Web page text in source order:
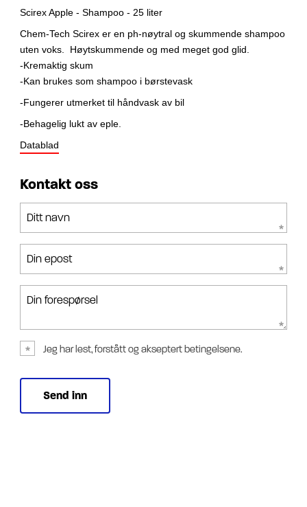
Scirex Apple - Shampoo - 25 liter
Chem-Tech Scirex er en ph-nøytral og skummende shampoo
uten voks. Høytskummende og med meget god glid.
-Kremaktig skum
-Kan brukes som shampoo i børstevask
-Fungerer utmerket til håndvask av bil
-Behagelig lukt av eple.
Datablad
Kontakt oss
Ditt navn
Din epost
Din forespørsel
Jeg har lest, forstått og akseptert betingelsene.